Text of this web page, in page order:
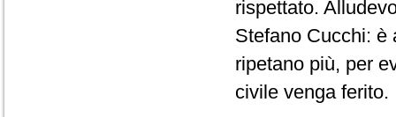
rispettato.
Stefano Cucchi: è
ripetano più, per
civile venga ferito.